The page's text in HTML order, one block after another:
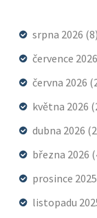
srpna 2026 (8)
července 2026
června 2026
května 2026
dubna 2026
března 2026
prosince 2025
listopadu